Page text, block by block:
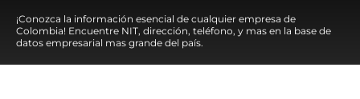
¡Conozca la información esencial de cualquier empresa de
Colombia! Encuentre NIT, dirección, teléfono, y mas en la base de
datos empresarial mas grande del país.